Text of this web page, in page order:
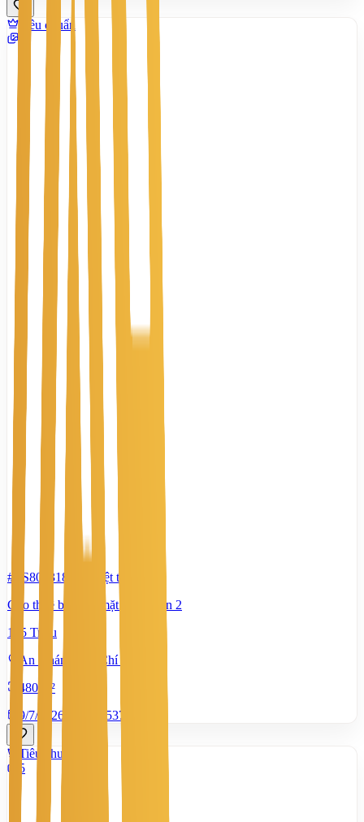
Tiêu chuẩn
#TS80031813
Biệt thự
Cho thuê biệt thự mặt tiền Quận 2
145 Triệu
An Khánh, Hồ Chí Minh
480 m²
9/7/2026
1.537
Tiêu chuẩn
5